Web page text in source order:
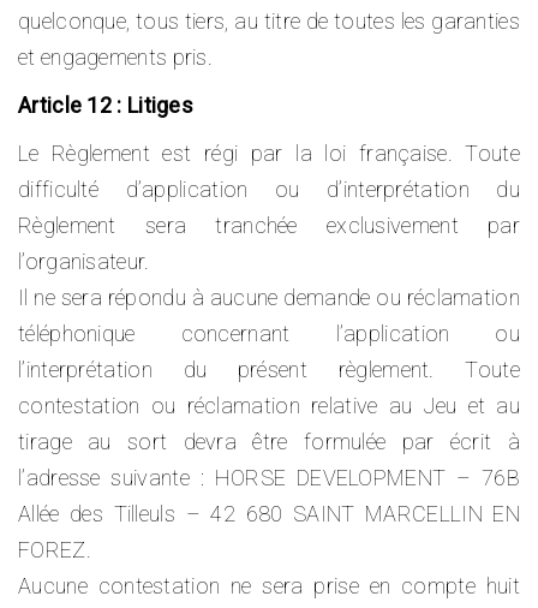
quelconque, tous tiers, au titre de toutes les garanties
et engagements pris.
Article 12 : Litiges
Le Règlement est régi par la loi française. Toute
difficulté d’application ou d’interprétation du
Règlement sera tranchée exclusivement par
l’organisateur.
Il ne sera répondu à aucune demande ou réclamation
téléphonique concernant l’application ou
l’interprétation du présent règlement. Toute
contestation ou réclamation relative au Jeu et au
tirage au sort devra être formulée par écrit à
l’adresse suivante : HORSE DEVELOPMENT – 76B
Allée des Tilleuls – 42 680 SAINT MARCELLIN EN
FOREZ.
Aucune contestation ne sera prise en compte huit